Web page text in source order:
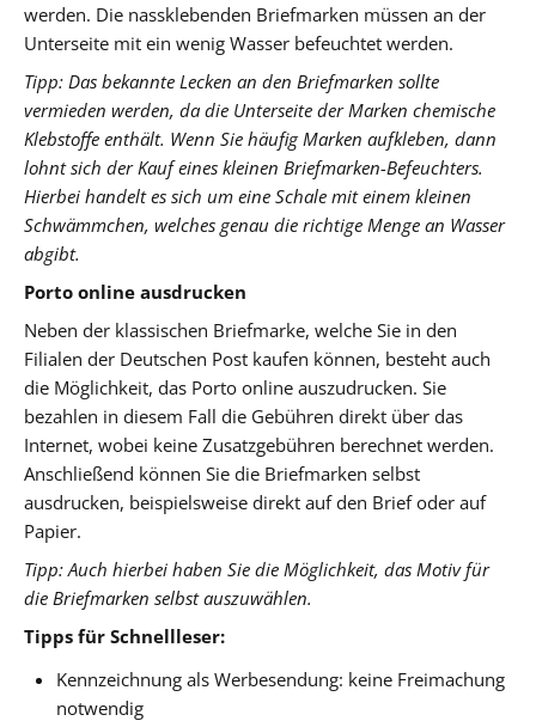
werden. Die nassklebenden Briefmarken müssen an der
Unterseite mit ein wenig Wasser befeuchtet werden.
Tipp: Das bekannte Lecken an den Briefmarken sollte
vermieden werden, da die Unterseite der Marken chemische
Klebstoffe enthält. Wenn Sie häufig Marken aufkleben, dann
lohnt sich der Kauf eines kleinen Briefmarken-Befeuchters.
Hierbei handelt es sich um eine Schale mit einem kleinen
Schwämmchen, welches genau die richtige Menge an Wasser
abgibt.
Porto online ausdrucken
Neben der klassischen Briefmarke, welche Sie in den
Filialen der Deutschen Post kaufen können, besteht auch
die Möglichkeit, das Porto online auszudrucken. Sie
bezahlen in diesem Fall die Gebühren direkt über das
Internet, wobei keine Zusatzgebühren berechnet werden.
Anschließend können Sie die Briefmarken selbst
ausdrucken, beispielsweise direkt auf den Brief oder auf
Papier.
Tipp: Auch hierbei haben Sie die Möglichkeit, das Motiv für
die Briefmarken selbst auszuwählen.
Tipps für Schnellleser:
Kennzeichnung als Werbesendung: keine Freimachung
notwendig